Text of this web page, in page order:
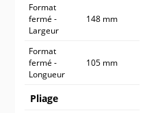
Format
fermé -
Largeur
148 mm
Format
fermé -
Longueur
105 mm
Pliage